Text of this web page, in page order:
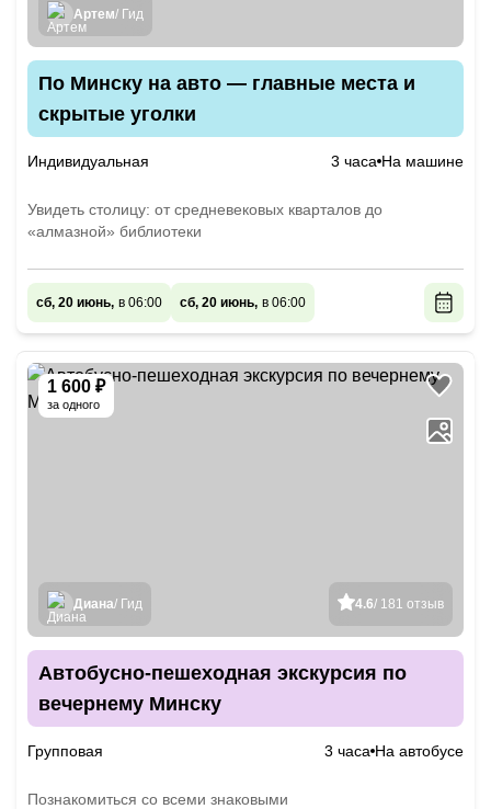
Артем/ Гид
По Минску на авто — главные места и
скрытые уголки
Индивидуальная 3 часа На машине
Увидеть столицу: от средневековых кварталов до
«алмазной» библиотеки
сб, 20 июнь, в 06:00 сб, 20 июнь, в 06:00
1 600 ₽
за одного
4.6/ 181 отзыв
Диана/ Гид
Автобусно-пешеходная экскурсия по
вечернему Минску
Групповая 3 часа На автобусе
Познакомиться со всеми знаковыми